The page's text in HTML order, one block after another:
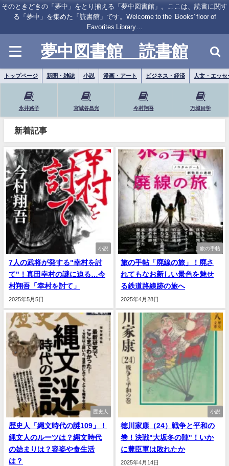
そのときどきの「夢中」をとり揃える「夢中図書館」。ここは、読書に関す
る「夢中」を集めた「読書館」です。Welcome to the ’Books' floor of
Favorites Library…
夢中図書館 読書館
トップページ 新聞・雑誌 小説 漫画・アート ビジネス・経済 人文・エッセ
永井路子 宮城谷昌光 今村翔吾 万城目学
新着記事
小説
7人の武将が発する"幸村を討
て"！真田幸村の謎に迫る…今
村翔吾「幸村を討て」
2025年5月5日
旅の手帖
旅の手帖「廃線の旅」！廃さ
れてもなお新しい景色を魅せ
る鉄道路線跡の旅へ
2025年4月28日
歴史人
歴史人「縄文時代の謎109」！
縄文人のルーツは？縄文時代
の始まりは？容姿や食生活
は？
小説
徳川家康（24）戦争と平和の
巻！決戦"大坂冬の陣"！いか
に豊臣軍は敗れたか
2025年4月14日